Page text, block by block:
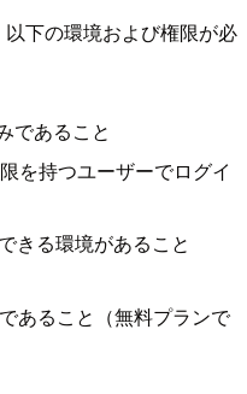
下の環境および権限が必
であること
を持つユーザーでログイ
きる環境があること
あること（無料プランで